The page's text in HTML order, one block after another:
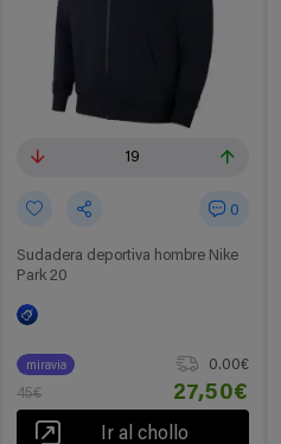
19
0
Sudadera deportiva hombre Nike
Park 20
miravia
0.00€
45€
27,50€
Ir al chollo